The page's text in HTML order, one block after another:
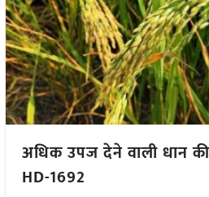
अधिक उपज देने वाली धान
HD-1692